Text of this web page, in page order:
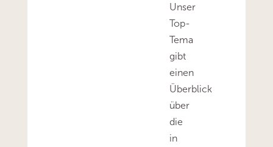
Unser
Top-
Tema
gibt
einen
Überblick
über
die
in